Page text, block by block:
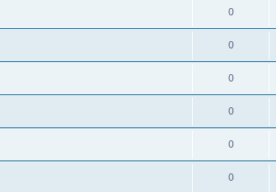
0
0
0
0
0
0